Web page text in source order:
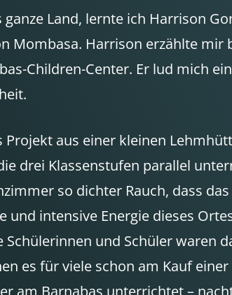
Land, lernte ich Harrison
Mombasa. Harrison erzählte
Children-Center. Er lud mich
aus einer kleinen
drei Klassenstufen parallel
so dichter Rauch, dass
intensive Energie dieses
und Schüler waren
es für viele schon am Kauf
am Barnabas unterrichtet –